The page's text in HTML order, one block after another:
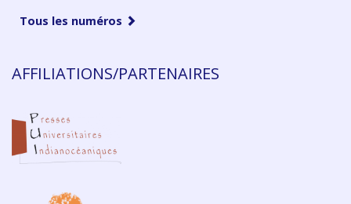
Tous les numéros
AFFILIATIONS/PARTENAIRES